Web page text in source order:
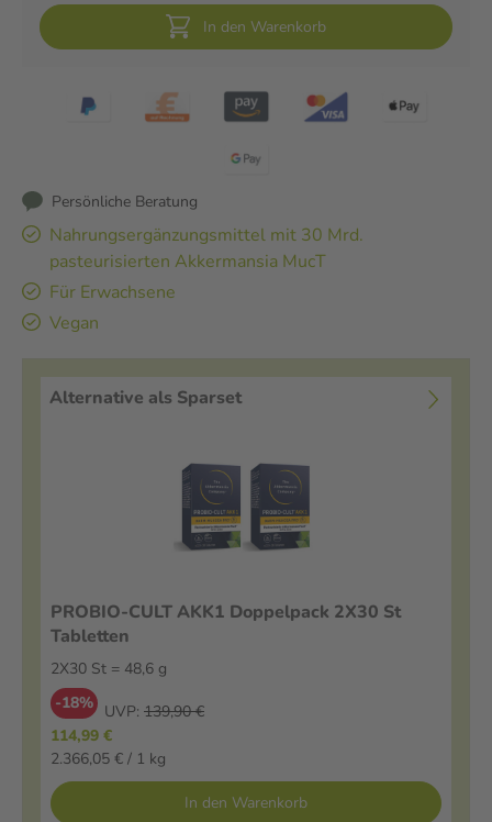
In den Warenkorb
Persönliche Beratung
Nahrungsergänzungsmittel mit 30 Mrd.
pasteurisierten Akkermansia MucT
Für Erwachsene
Vegan
Alternative als Sparset
PROBIO-CULT AKK1 Doppelpack 2X30 St
Tabletten
2X30 St = 48,6 g
-18% UVP: 139,90 €
114,99 €
2.366,05 € / 1 kg
In den Warenkorb